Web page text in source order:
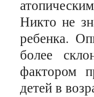
Никто не
ребенка.
более
фактором
детей в